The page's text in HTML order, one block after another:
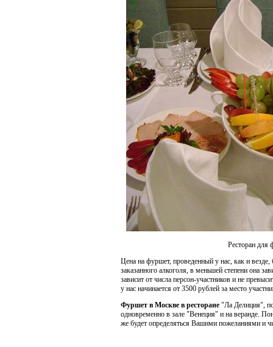
Ресторан
Цена на фуршет, проведенный у нас, как и
заказанного алкоголя, в меньшей степени она
зависит от числа персон-участников и не
у нас начинается от 3500 рублей за место
Фуршет в Москве в ресторане"Ла Делиция", по
одновременно в зале "Венеция" и на веранде.
же будет определяться Вашими пожеланиями и